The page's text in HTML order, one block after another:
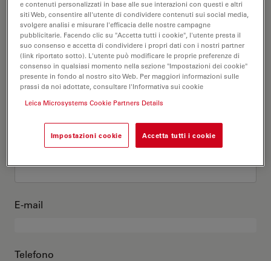
Titolo accademico
Nome
Cognome
E-mail
Telefono
e contenuti personalizzati in base alle sue interazioni con questi e altri
siti Web, consentire all'utente di condividere contenuti sui social media,
svolgere analisi e misurare l'efficacia delle nostre campagne
pubblicitarie. Facendo clic su "Accetta tutti i cookie", l'utente presta il
suo consenso e accetta di condividere i propri dati con i nostri partner
(link riportato sotto). L'utente può modificare le proprie preferenze di
consenso in qualsiasi momento nella sezione "Impostazioni dei cookie"
presente in fondo al nostro sito Web. Per maggiori informazioni sulle
prassi da noi adottate, consultare l'Informativa sui cookie
Leica Microsystems Cookie Partners Details
Impostazioni cookie Accetta tutti i cookie